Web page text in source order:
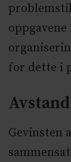
for dette i
Gevinsten